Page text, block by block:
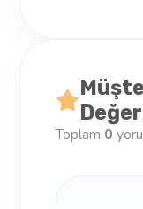
Toplam 0